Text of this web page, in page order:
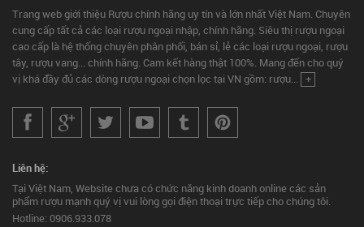
Trang web giới thiệu Rượu chính hãng uy tín và lớn nhất Việt Nam. Chuyên
cung cấp tất cả các loại rượu ngoại nhập, chính hãng. Siêu thị rượu ngoại
cao cấp là hệ thống chuyên phân phối, bán sỉ, lẻ các loại rượu ngoại, rượu
tây, rượu vang... chính hãng. Cam kết hàng thật 100%. Mang đến cho quý
vị khá đầy đủ các dòng rượu ngoại chọn lọc tại VN gồm: rượu... +
Liên hệ:
Tại Việt Nam, Website chưa có chức năng kinh doanh online các sản
phẩm rượu mạnh quý vị vui lòng gọi điện thoại trực tiếp cho chúng tôi.
Hotline: 0906.933.078